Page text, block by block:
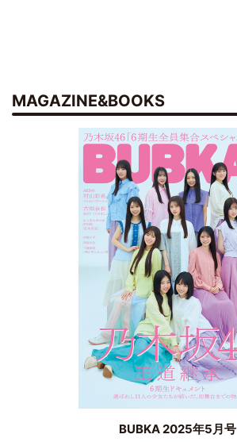
MAGAZINE&BOOKS
BUBKA 2025年5月号